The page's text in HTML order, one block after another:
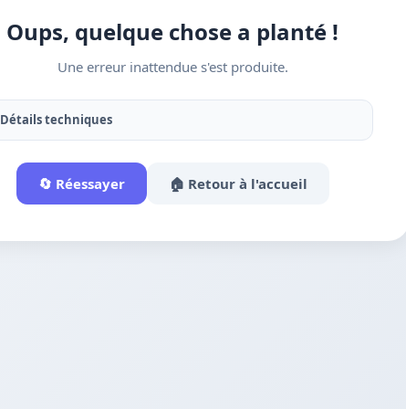
Oups, quelque chose a planté !
Une erreur inattendue s'est produite.
Détails techniques
🔄 Réessayer 🏠 Retour à l'accueil